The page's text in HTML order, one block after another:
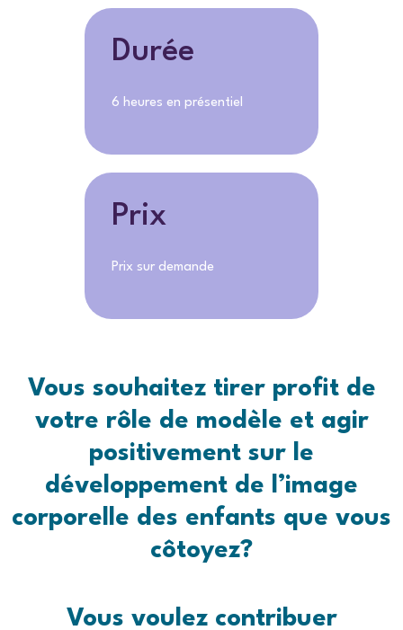
Durée
6 heures en présentiel
Prix
Prix sur demande
Vous souhaitez tirer profit de
votre rôle de modèle et agir
positivement sur le
développement de l’image
corporelle des enfants que vous
côtoyez?
Vous voulez contribuer